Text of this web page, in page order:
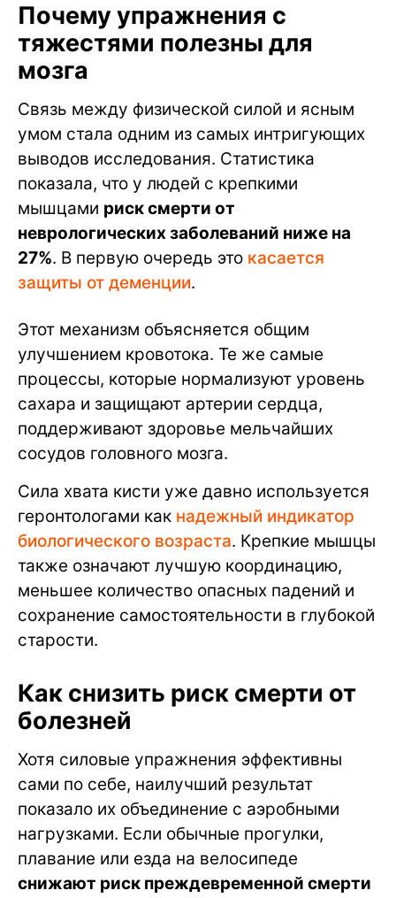
Почему упражнения с
тяжестями полезны для
мозга
Связь между физической силой и ясным
умом стала одним из самых интригующих
выводов исследования. Статистика
показала, что у людей с крепкими
мышцами риск смерти от
неврологических заболеваний ниже на
27%. В первую очередь это касается
защиты от деменции.
Этот механизм объясняется общим
улучшением кровотока. Те же самые
процессы, которые нормализуют уровень
сахара и защищают артерии сердца,
поддерживают здоровье мельчайших
сосудов головного мозга.
Сила хвата кисти уже давно используется
геронтологами как надежный индикатор
биологического возраста. Крепкие мышцы
также означают лучшую координацию,
меньшее количество опасных падений и
сохранение самостоятельности в глубокой
старости.
Как снизить риск смерти от
болезней
Хотя силовые упражнения эффективны
сами по себе, наилучший результат
показало их объединение с аэробными
нагрузками. Если обычные прогулки,
плавание или езда на велосипеде
снижают риск преждевременной смерти